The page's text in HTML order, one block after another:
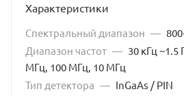
Характеристики
Спектральный диапазон —
Диапазон частот — 30 кГц ~1.5
МГц, 100 МГц, 10 МГц
Тип детектора — InGaAs / PIN